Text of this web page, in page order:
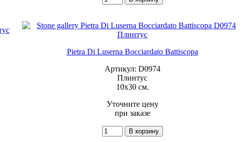
Pietra Di Luserna Bocciardato Battiscopa
Артикул: D0974
Плинтус
10x30 см.
Уточните цену
при заказе